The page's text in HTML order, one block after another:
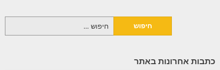
כתבות אחרונות באתר